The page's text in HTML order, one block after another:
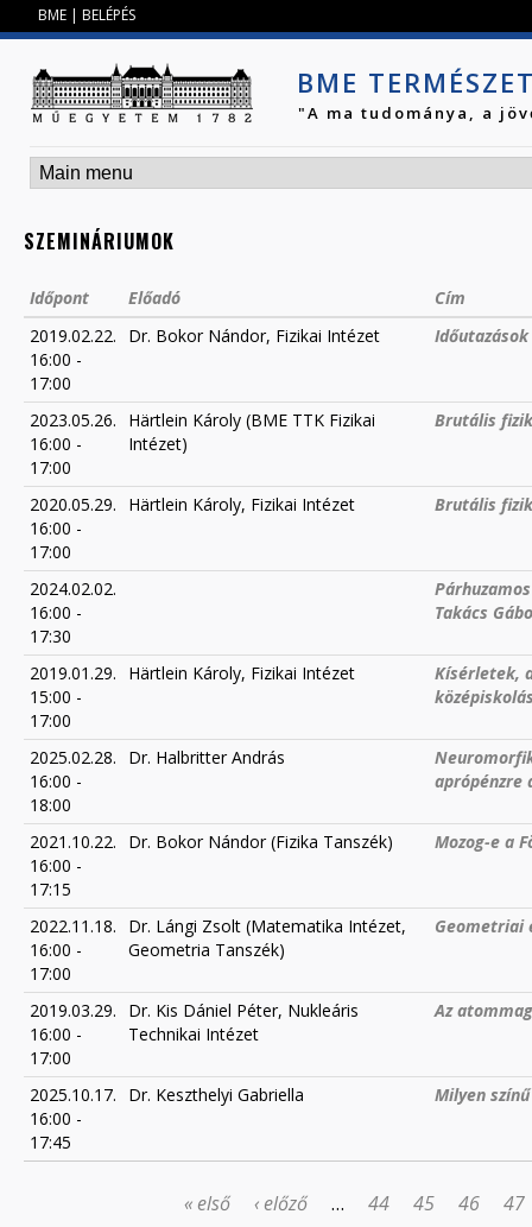
BME | BELÉPÉS
BME
"A ma tudománya, a
SZEMINÁRIUMOK
Időpont Előadó
Cím
2019.02.22.
16:00 -
17:00
Dr. Bokor Nándor, Fizikai Intézet
2023.05.26.
16:00 -
17:00
Härtlein Károly (BME TTK Fizikai
Intézet)
Brutális
2020.05.29.
16:00 -
17:00
Härtlein Károly, Fizikai Intézet Brutális
2024.02.02.
16:00 -
17:30
Takács
2019.01.29.
15:00 -
17:00
Härtlein Károly, Fizikai Intézet
Kísérletek,
2025.02.28.
16:00 -
18:00
Dr. Halbritter András
aprópénzre
2021.10.22.
16:00 -
17:15
Dr. Bokor Nándor (Fizika Tanszék) Mozog-e a
2022.11.18.
16:00 -
17:00
Dr. Lángi Zsolt (Matematika Intézet,
Geometria Tanszék)
Geometriai
2019.03.29.
16:00 -
17:00
Dr. Kis Dániel Péter, Nukleáris
Technikai Intézet
Az
2025.10.17.
16:00 -
17:45
Dr. Keszthelyi Gabriella Milyen
« első ‹ előző … 44 45 46 47